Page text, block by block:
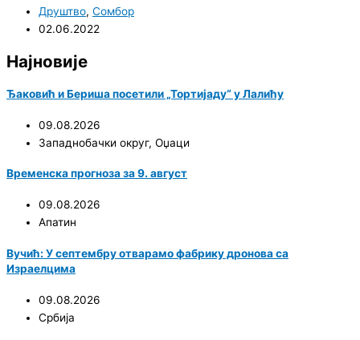
Друштво, Сомбор
02.06.2022
Најновије
Ђаковић и Бериша посетили „Тортијаду“ у Лалићу
09.08.2026
Западнобачки округ, Оџаци
Временска прогноза за 9. август
09.08.2026
Апатин
Вучић: У септембру отварамо фабрику дронова са
Израелцима
09.08.2026
Србија